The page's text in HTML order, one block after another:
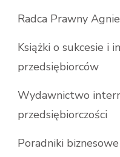
Radca Prawny
Książki o sukcesie i
przedsiębiorców
Wydawnictwo
przedsiębiorczości
Poradniki